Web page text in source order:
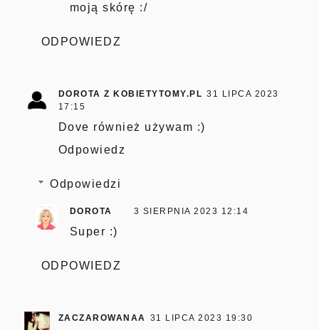
moją skórę :/
ODPOWIEDZ
DOROTA Z KOBIETYTOMY.PL 31 LIPCA 2023
17:15
Dove również używam :)
Odpowiedz
Odpowiedzi
DOROTA 3 SIERPNIA 2023 12:14
Super :)
ODPOWIEDZ
ZACZAROWANAA 31 LIPCA 2023 19:30